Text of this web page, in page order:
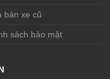
bán xe cũ
sách bảo mật